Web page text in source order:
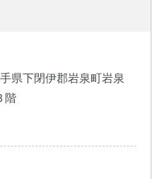
県下閉伊郡岩泉町岩泉
階